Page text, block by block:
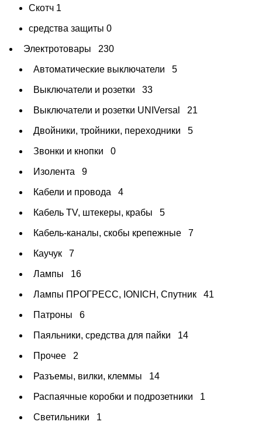
Скотч 1
средства защиты 0
Электротовары 230
Автоматические выключатели 5
Выключатели и розетки 33
Выключатели и розетки UNIVersal 21
Двойники, тройники, переходники 5
Звонки и кнопки 0
Изолента 9
Кабели и провода 4
Кабель TV, штекеры, крабы 5
Кабель-каналы, скобы крепежные 7
Каучук 7
Лампы 16
Лампы ПРОГРЕСС, IONICH, Спутник 41
Патроны 6
Паяльники, средства для пайки 14
Прочее 2
Разъемы, вилки, клеммы 14
Распаячные коробки и подрозетники 1
Светильники 1